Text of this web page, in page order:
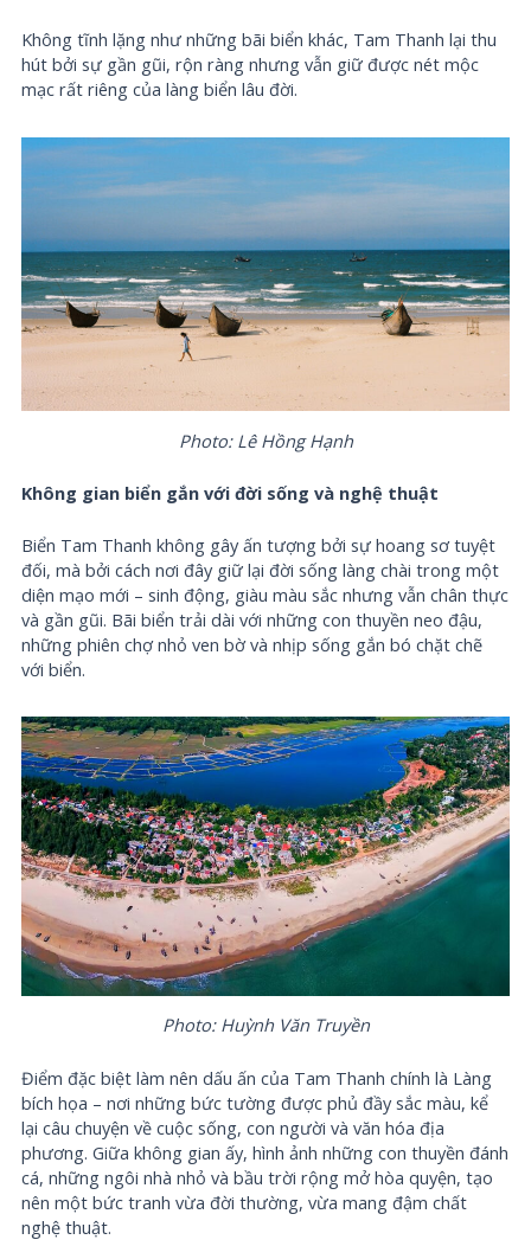
Không tĩnh lặng như những bãi biển khác, Tam Thanh lại thu
hút bởi sự gần gũi, rộn ràng nhưng vẫn giữ được nét mộc
mạc rất riêng của làng biển lâu đời.
Photo: Lê Hồng Hạnh
Không gian biển gắn với đời sống và nghệ thuật
Biển Tam Thanh không gây ấn tượng bởi sự hoang sơ tuyệt
đối, mà bởi cách nơi đây giữ lại đời sống làng chài trong một
diện mạo mới – sinh động, giàu màu sắc nhưng vẫn chân thực
và gần gũi. Bãi biển trải dài với những con thuyền neo đậu,
những phiên chợ nhỏ ven bờ và nhịp sống gắn bó chặt chẽ
với biển.
Photo: Huỳnh Văn Truyền
Điểm đặc biệt làm nên dấu ấn của Tam Thanh chính là Làng
bích họa – nơi những bức tường được phủ đầy sắc màu, kể
lại câu chuyện về cuộc sống, con người và văn hóa địa
phương. Giữa không gian ấy, hình ảnh những con thuyền đánh
cá, những ngôi nhà nhỏ và bầu trời rộng mở hòa quyện, tạo
nên một bức tranh vừa đời thường, vừa mang đậm chất
nghệ thuật.